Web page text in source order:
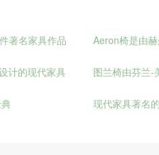
著名家具作品 Aeron椅是由
计的现代家具 图兰椅由芬兰-
现代家具著名